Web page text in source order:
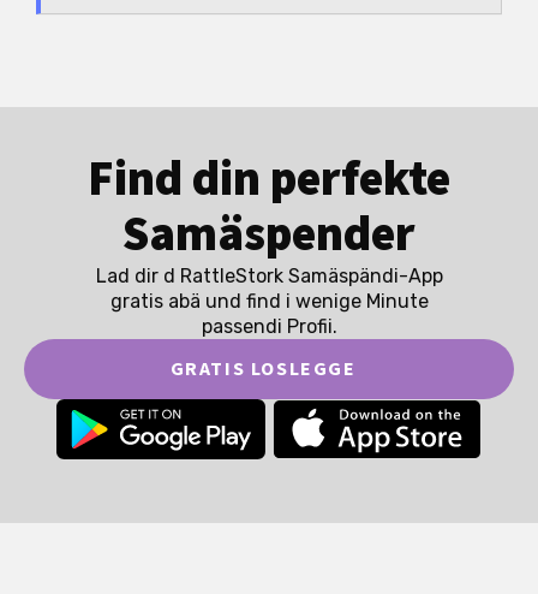
Find din perfekte
Samäspender
Lad dir d RattleStork Samäspändi-App
gratis abä und find i wenige Minute
passendi Profii.
GRATIS LOSLEGGE